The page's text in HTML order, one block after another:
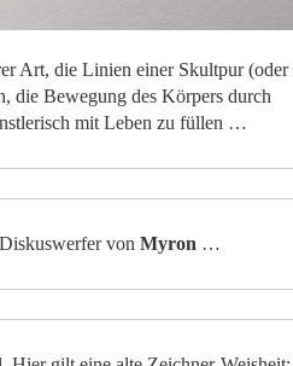
Art, die Linien einer Skultpur (oder
die Bewegung des Körpers durch
mit Leben zu füllen …
von Myron …